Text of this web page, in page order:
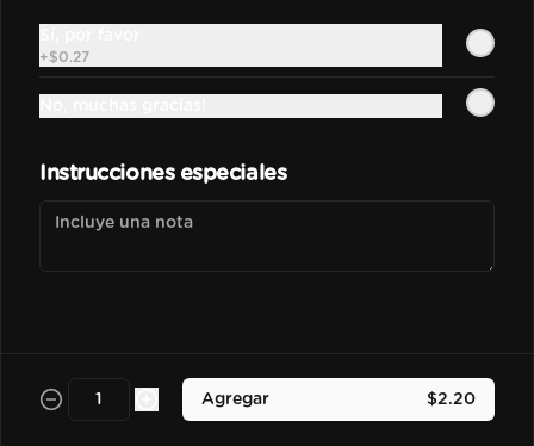
espressos, leche y esencia de vainilla
espressos, leche y esencia de
avellana francesa.
+$0.27
Instrucciones especiales
Agregar $2.20